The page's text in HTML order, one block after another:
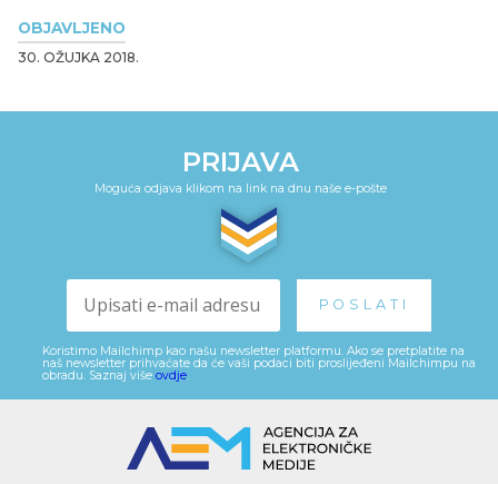
OBJAVLJENO
30. OŽUJKA 2018.
PRIJAVA
Moguća odjava klikom na link na dnu naše e-pošte
Koristimo Mailchimp kao našu newsletter platformu. Ako se pretplatite na
naš newsletter prihvaćate da će vaši podaci biti proslijeđeni Mailchimpu na
obradu. Saznaj više ovdje